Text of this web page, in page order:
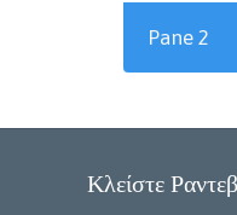
Pane 2
Κλείστε